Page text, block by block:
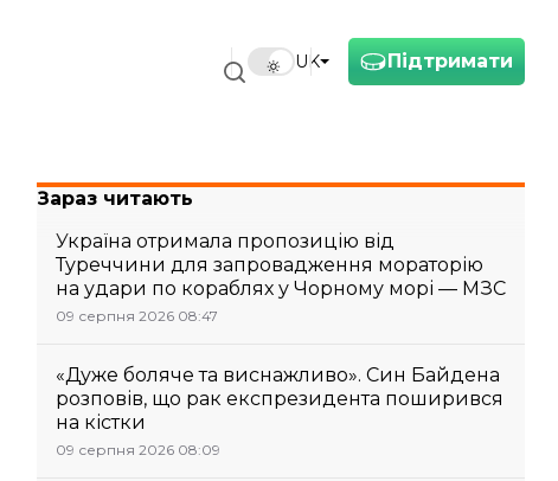
Підтримати
UK
Зараз читають
Україна отримала пропозицію від
Туреччини для запровадження мораторію
на удари по кораблях у Чорному морі — МЗС
09 серпня 2026 08:47
«Дуже боляче та виснажливо». Син Байдена
розповів, що рак експрезидента поширився
на кістки
09 серпня 2026 08:09